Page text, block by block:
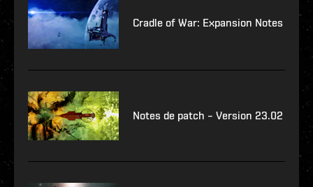
Cradle of War: Expansion Notes
Notes de patch – Version 23.02